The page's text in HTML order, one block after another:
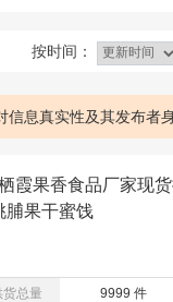
按时间：
信息真实性及其发布者
霞果香食品厂家现
脯果干蜜饯
货总量 9999 件